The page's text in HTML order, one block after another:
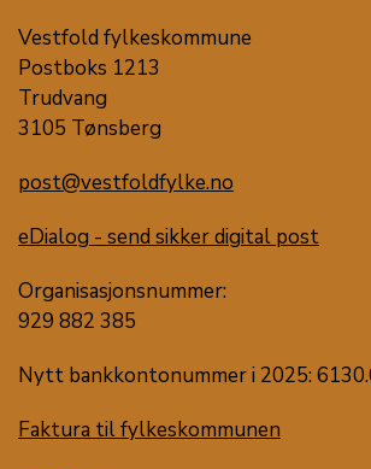
Vestfold fylkeskommune
Postboks 1213
Trudvang
3105 Tønsberg
post@vestfoldfylke.no
eDialog - send sikker digital post
Organisasjonsnummer:
929 882 385
Nytt bankkontonummer i 2025:
Faktura til fylkeskommunen